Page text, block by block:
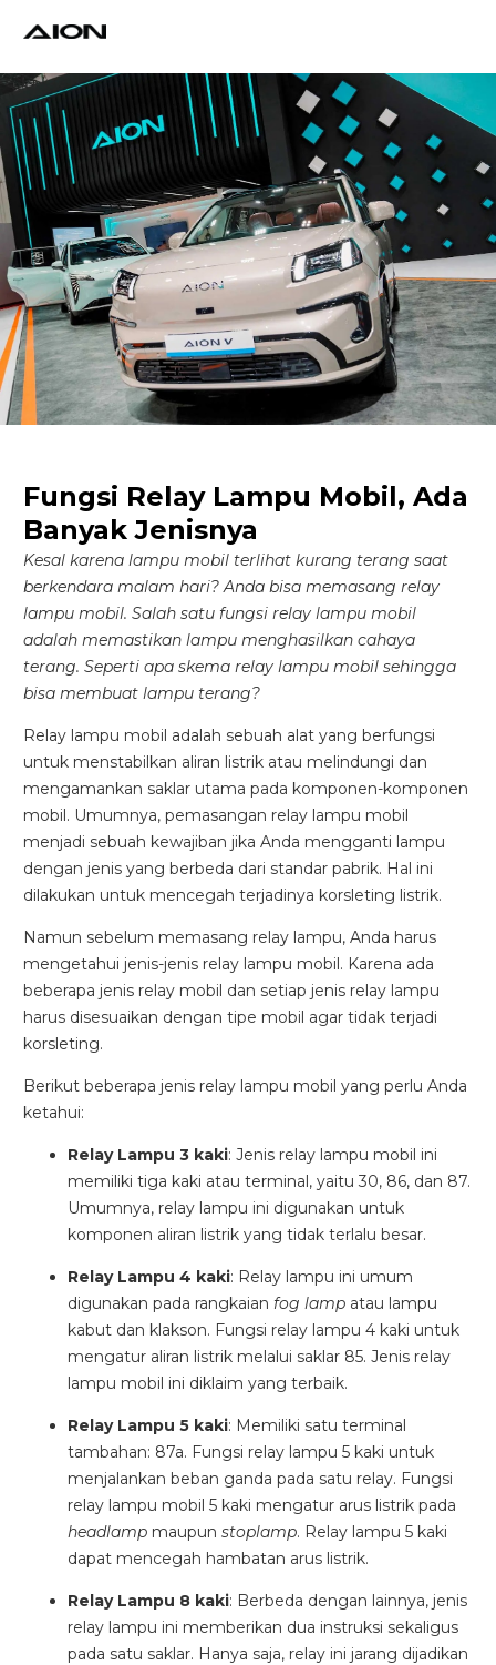
Fungsi Relay Lampu Mobil, Ada
Banyak Jenisnya
Kesal karena lampu mobil terlihat kurang terang saat
berkendara malam hari? Anda bisa memasang relay
lampu mobil. Salah satu fungsi relay lampu mobil
adalah memastikan lampu menghasilkan cahaya
terang. Seperti apa skema relay lampu mobil sehingga
bisa membuat lampu terang?
Relay lampu mobil adalah sebuah alat yang berfungsi
untuk menstabilkan aliran listrik atau melindungi dan
mengamankan saklar utama pada komponen-komponen
mobil. Umumnya, pemasangan relay lampu mobil
menjadi sebuah kewajiban jika Anda mengganti lampu
dengan jenis yang berbeda dari standar pabrik. Hal ini
dilakukan untuk mencegah terjadinya korsleting listrik.
Namun sebelum memasang relay lampu, Anda harus
mengetahui jenis-jenis relay lampu mobil. Karena ada
beberapa jenis relay mobil dan setiap jenis relay lampu
harus disesuaikan dengan tipe mobil agar tidak terjadi
korsleting.
Berikut beberapa jenis relay lampu mobil yang perlu Anda
ketahui:
Relay Lampu 3 kaki: Jenis relay lampu mobil ini
memiliki tiga kaki atau terminal, yaitu 30, 86, dan 87.
Umumnya, relay lampu ini digunakan untuk
komponen aliran listrik yang tidak terlalu besar.
Relay Lampu 4 kaki: Relay lampu ini umum
digunakan pada rangkaian fog lamp atau lampu
kabut dan klakson. Fungsi relay lampu 4 kaki untuk
mengatur aliran listrik melalui saklar 85. Jenis relay
lampu mobil ini diklaim yang terbaik.
Relay Lampu 5 kaki: Memiliki satu terminal
tambahan: 87a. Fungsi relay lampu 5 kaki untuk
menjalankan beban ganda pada satu relay. Fungsi
relay lampu mobil 5 kaki mengatur arus listrik pada
headlamp maupunstoplamp. Relay lampu 5 kaki
dapat mencegah hambatan arus listrik.
Relay Lampu 8 kaki: Berbeda dengan lainnya, jenis
relay lampu ini memberikan dua instruksi sekaligus
pada satu saklar. Hanya saja, relay ini jarang dijadikan
Find a Dealer
Download Brochure
Test Drive
AION’s Intelligent Mobility
Adaptive Cruise Control with Stop and
Go
Fitur ini memungkinkan mobil secara otomatis
mengontrol laju saat berkendara dan menjaga jarak
aman dengan kendaraan di depannya pada kecepatan 0
– 130 km/jam.
Traffic Jam Assist
Pada kecepatan rendah, mobil secara otomatis
menyesuaikan percepatan, mengerem, dan menjaga
jarak aman dengan kendaraan di depannya.
Intelligent Cruise Assist
Tingkatkan keamanan berkendara dengan fitur yang
dapat mengurangi kecepatan secara otomatis di
tikungan tajam dan meningkatkan kecepatannya
kembali setelahnya. Beroperasi secara bersamaan
dengan fitur ACC (Adaptive Cruise Control) dan S&G
(Start & Go) sehingga meningkatkan responsivitas saat
melewati tikungan.